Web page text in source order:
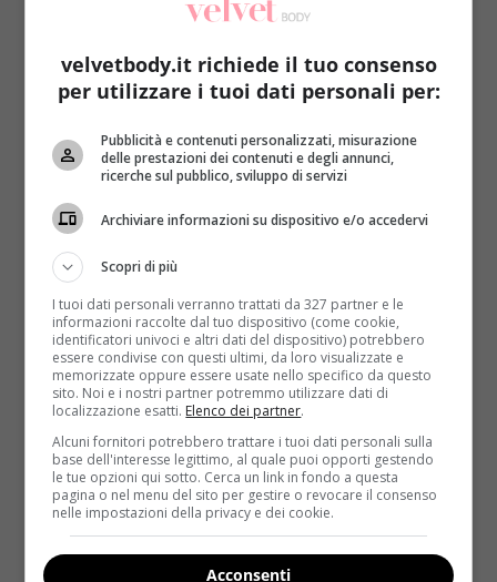
ricciola affumicata con alghe wakame
miso allo zenzero e lemongrass; risotto al rognone
con sentore di funghi, caffè e lamponi ghiacciati;
baccalà in olio cottura su crema di mandorle,
pomodori confit e germogli (e, nel presentarlo, ha
messo una goccia di olio essenziale all’arancia sulla
mano con cui avrebbero mangiato i giudici. L’idea ha
suscitato stupore ma non ha convinto Antonino
Cannavacciuolo, il quale ha commentato con un
secco ‘come rovinare un piatto’
con spuma di ricotta
aromatizzata al miele e
sorbetto di ananas al pepe rosa;infuso tiepido
frizzantecon lime, peperoncino e erbe aromatiche.
Erica ha risposto con due antipasti, una vellutata, un
primo, un secondo e un dolce (un piatto in più
rispetto all’avversaria):cocktail di scampi(un
centrifugato di mela verde, sedano e zenzero con gin
e scampi marinati, serviti in una coppa da Martini);
bis di capasanta cruda e cotta(quella cruda era
stata marinata con lime e salsa al cioccolato bianco e
caviale. L’altra, cotta in padella, era avvolta nella
velvetbody.it richiede il tuo consenso
per utilizzare i tuoi dati personali per:
Pubblicità e contenuti personalizzati, misurazione
delle prestazioni dei contenuti e degli annunci,
ricerche sul pubblico, sviluppo di servizi
Archiviare informazioni su dispositivo e/o accedervi
Scopri di più
I tuoi dati personali verranno trattati da 327 partner e le
informazioni raccolte dal tuo dispositivo (come cookie,
identificatori univoci e altri dati del dispositivo) potrebbero
essere condivise con questi ultimi, da loro visualizzate e
memorizzate oppure essere usate nello specifico da questo
sito. Noi e i nostri partner potremmo utilizzare dati di
localizzazione esatti. Elenco dei partner.
Alcuni fornitori potrebbero trattare i tuoi dati personali sulla
base dell'interesse legittimo, al quale puoi opporti gestendo
le tue opzioni qui sotto. Cerca un link in fondo a questa
pagina o nel menu del sito per gestire o revocare il consenso
nelle impostazioni della privacy e dei cookie.
Acconsenti